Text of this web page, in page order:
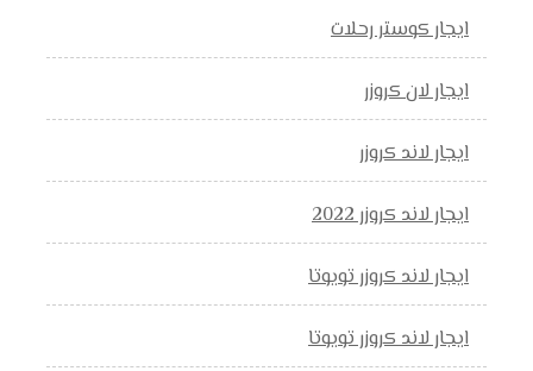
ايجار كوستر رحلات
ايجار لان كروزر
ايجار لاند كروزر
ايجار لاند كروزر 2022
ايجار لاند كروزر تويوتا
ايجار لاند كروزر تويوتا